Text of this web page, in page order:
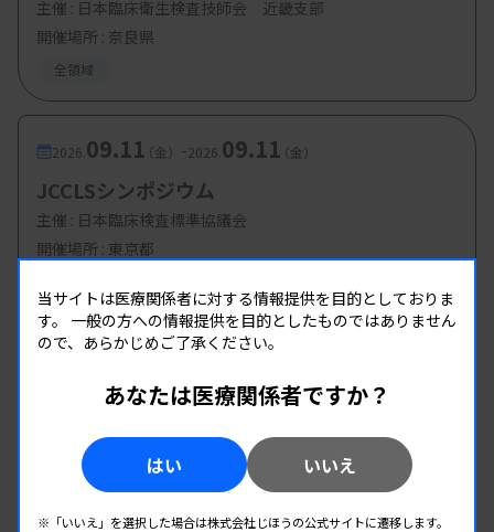
主催 : 日本臨床衛生検査技師会 近畿支部
開催場所 : 奈良県
全領域
2026. 09.11（金） -2026. 09.11（金）
JCCLSシンポジウム
主催 : 日本臨床検査標準協議会
開催場所 : 東京都
当サイトは医療関係者に対する情報提供を目的としておりま
す。 一般の方への情報提供を目的としたものではありません
ので、あらかじめご了承ください。
あなたは医療関係者ですか？
はい いいえ
※「いいえ」を選択した場合は株式会社じほうの公式サイトに遷移します。